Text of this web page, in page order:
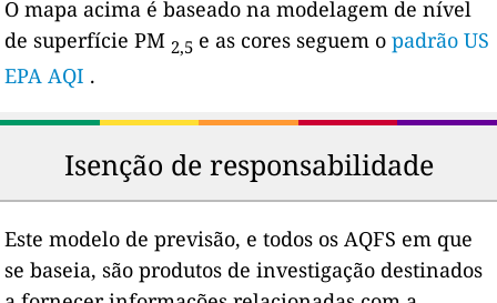
O mapa acima é baseado na modelagem de nível
de superfície PM 2,5 e as cores seguem opadrão US
EPA AQI .
Isenção de responsabilidade
Este modelo de previsão, e todos os AQFS em que
se baseia, são produtos de investigação destinados